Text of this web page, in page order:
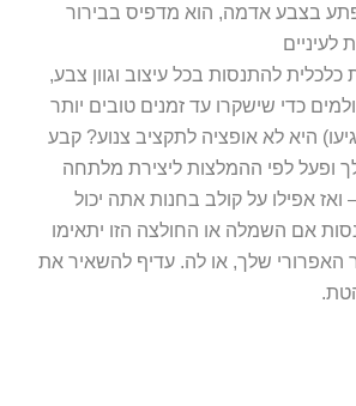
בצבע אדמה, הוא מדפיס בבירור
לעיניים
להתנסות בכל עיצוב וגוון צבע,
כדי שישקרו עד זמנים טובים יותר
היא לא אופציה לתקציב צנוע? קבע
ופעל לפי ההמלצות ליצירת מלתחה
אפילו על קולב בחנות אתה יכול
אם השמלה או החולצה הזו יתאימו
האפרורי שלך, או לה. עדיף להשאיר את